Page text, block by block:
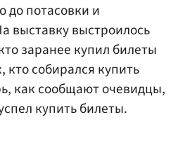
до потасовки и
выставку выстроилось
заранее купил билеты
кто собирался купить
как сообщают очевидцы,
купить билеты.